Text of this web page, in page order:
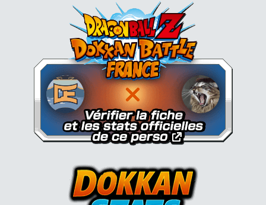
Dokkan Essentials x Dragon